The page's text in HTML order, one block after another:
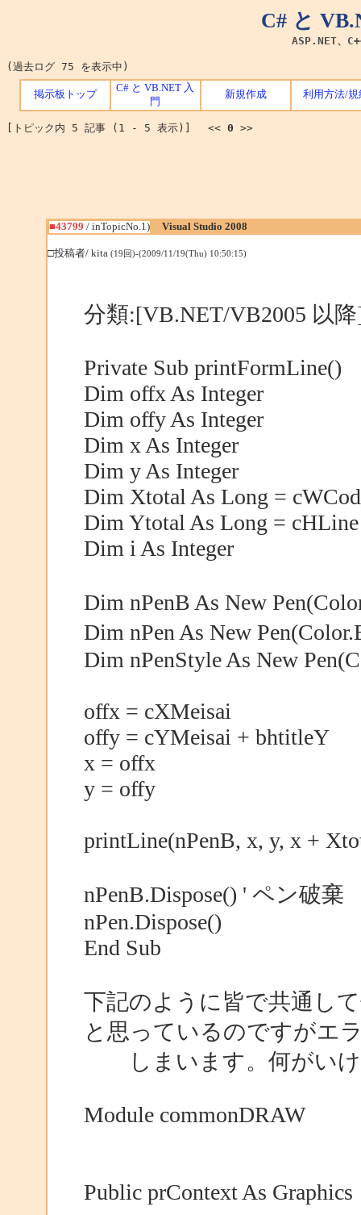
C# と
ASP.NET、
(過去ログ 75 を表示中)
掲示板トップ
C# と VB.NET 入
門
新規作成 利用方法/規
[トピック内 5 記事 (1 - 5 表示)] << 0 >>
■43799 / inTopicNo.1) Visual Studio 2008
□投稿者/ kita (19回)-(2009/11/19(Thu) 10:50:15)
分類:[VB.NET/VB2005 以
Private Sub printFormLine()
Dim offx As Integer
Dim offy As Integer
Dim x As Integer
Dim y As Integer
Dim Xtotal As Long =
Dim Ytotal As Long =
Dim i As Integer
Dim nPenB As New
Dim nPen As New
Dim nPenStyle As New
offx = cXMeisai
offy = cYMeisai + bhtitleY
x = offx
y = offy
printLine(nPenB, x, y, x +
nPenB.Dispose() ' ペン破棄
nPen.Dispose()
End Sub
下記のように皆で共通し
と思っているのですがエ
しまいます。何がい
Module commonDRAW
Public prContext As Graphics